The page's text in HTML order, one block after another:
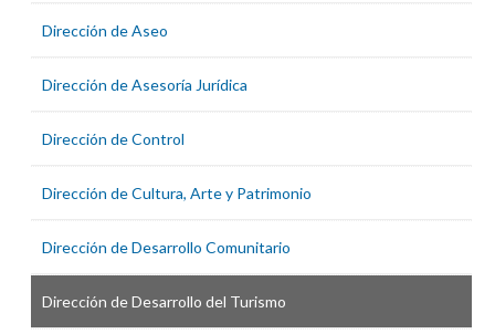
Dirección de Aseo
Dirección de Asesoría Jurídica
Dirección de Control
Dirección de Cultura, Arte y Patrimonio
Dirección de Desarrollo Comunitario
Dirección de Desarrollo del Turismo